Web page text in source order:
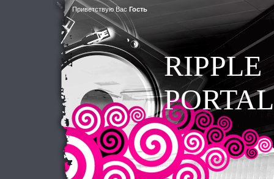
Приветствую Вас Гость
RIPPLE
PORTAL